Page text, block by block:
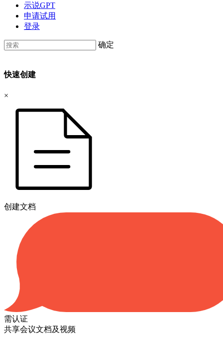
示说GPT
申请试用
登录
确定
快速创建
×
创建文档
需认证
共享会议文档及视频